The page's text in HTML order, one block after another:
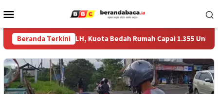
to
Menu
Beranda Terkini
Data RTLH, Kuota Bedah Rumah Capai 1.355 Unit